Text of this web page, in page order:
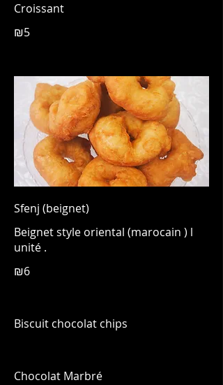
Croissant
₪5
Sfenj (beignet)
Beignet style oriental (marocain ) l
unité .
₪6
Biscuit chocolat chips
Chocolat Marbré